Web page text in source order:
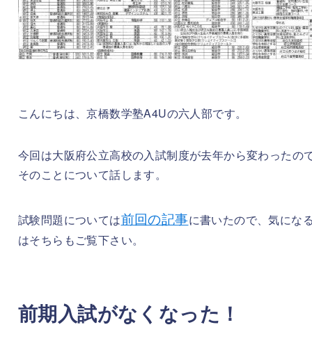
こんにちは、京橋数学塾A4Uの六人部です。
今回は大阪府公立高校の入試制度が去年から変わったの
そのことについて話します。
試験問題については前回の記事に書いたので、気にな
はそちらもご覧下さい。
前期入試がなくなった！